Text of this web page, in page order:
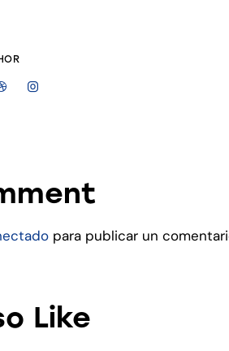
para publicar un
Like